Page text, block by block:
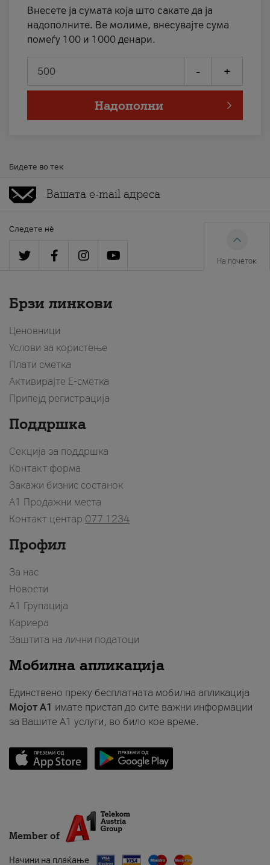
Внесете ја сумата која што сакате да ја
надополните. Ве молиме, внесувајте сума
помеѓу 100 и 1000 денари.
- +
Надополни
Бидете во тек
Следете нè
На почеток
Брзи линкови
Ценовници
Услови за користење
Плати сметка
Активирајте Е-сметка
Припејд регистрација
Поддршка
Секција за поддршка
Контакт форма
Закажи бизнис состанок
A1 Продажни места
Контакт центар 077 1234
Профил
За нас
Новости
А1 Групација
Кариера
Заштита на лични податоци
Мобилна апликација
Единствено преку бесплатната мобилна апликација
Мојот A1 имате пристап до сите важни информации
за Вашите A1 услуги, во било кое време.
Member of
Начини на плаќање